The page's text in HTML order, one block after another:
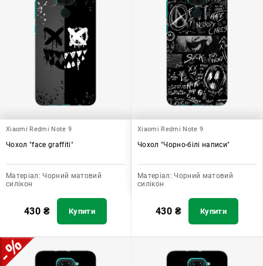
Xiaomi Redmi Note 9
Чохол "face graffiti"
Матеріал: Чорний матовий
силікон
430 ₴ Купити
Xiaomi Redmi Note 9
Чохол "Чорно-білі написи"
Матеріал: Чорний матовий
силікон
430 ₴ Купити